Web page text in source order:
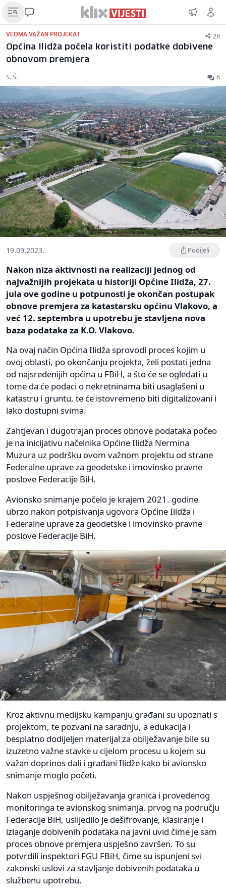
VEOMA VAŽAN PROJEKAT 28
Općina Ilidža počela koristiti podatke dobivene
obnovom premjera
S. Š. 6
19.09.2023. Podijeli
Nakon niza aktivnosti na realizaciji jednog od
najvažnijih projekata u historiji Općine Ilidža, 27.
jula ove godine u potpunosti je okončan postupak
obnove premjera za katastarsku općinu Vlakovo, a
već 12. septembra u upotrebu je stavljena nova
baza podataka za K.O. Vlakovo.
Na ovaj način Općina Ilidža sprovodi proces kojim u
ovoj oblasti, po okončanju projekta, želi postati jedna
od najsređenijih općina u FBiH, a što će se ogledati u
tome da će podaci o nekretninama biti usaglašeni u
katastru i gruntu, te će istovremeno biti digitalizovani i
lako dostupni svima.
Zahtjevan i dugotrajan proces obnove podataka počeo
je na inicijativu načelnika Općine Ilidža Nermina
Muzura uz podršku ovom važnom projektu od strane
Federalne uprave za geodetske i imovinsko pravne
poslove Federacije BiH.
Avionsko snimanje počelo je krajem 2021. godine
ubrzo nakon potpisivanja ugovora Općine Ilidža i
Federalne uprave za geodetske i imovinsko pravne
poslove Federacije BiH.
Kroz aktivnu medijsku kampanju građani su upoznati s
projektom, te pozvani na saradnju, a edukacija i
besplatno dodijeljen materijal za obilježavanje bile su
izuzetno važne stavke u cijelom procesu u kojem su
važan doprinos dali i građani Ilidže kako bi avionsko
snimanje moglo početi.
Nakon uspješnog obilježavanja granica i provedenog
monitoringa te avionskog snimanja, prvog na području
Federacije BiH, uslijedilo je dešifrovanje, klasiranje i
izlaganje dobivenih podataka na javni uvid čime je sam
proces obnove premjera uspješno završen. To su
potvrdili inspektori FGU FBiH, čime su ispunjeni svi
zakonski uslovi za stavljanje dobivenih podataka u
službenu upotrebu.